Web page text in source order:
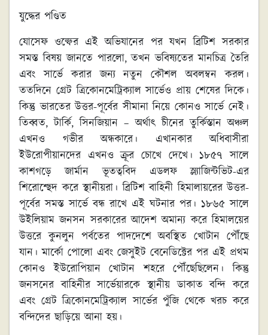
যুদ্ধের পণ্ডিত
যোসেফ ওল্ফের এই অভিযানের পর যখন ব্রিটিশ সরকার
সমস্ত বিষয় জানতে পারলো, তখন ভবিষ্যতের মানচিত্র তৈরি
এবং সার্ভে করার জন্য নতুন কৌশল অবলম্বন করল।
ততদিনে গ্রেট ত্রিকোনমেট্রিক্যাল সার্ভেও প্রায় শেষের দিকে।
কিন্তু ভারতের উত্তর-পূর্বের সীমানা নিয়ে কোনও সার্ভে নেই।
তিব্বত, টার্কি, সিনজিয়ান – অর্থাৎ চীনের তুর্কিস্তান অঞ্চল
এখনও গভীর অন্ধকারে। এখানকার অধিবাসীরা
ইউরোপীয়ানদের এখনও ক্রূর চোখে দেখে। ১৮৫৭ সালে
কাশগড়ে জার্মান ভূতত্ববিদ এডলফ স্ল্যাজিন্টভিট-এর
শিরোশ্ছেদ করে স্থানীয়রা। ব্রিটিশ বাহিনী হিমালায়রের উত্তর-
পূর্বের সমস্ত সার্ভে বন্ধ রাখে এই ঘটনার পর। ১৮৬৫ সালে
উইলিয়াম জনসন সরকারের আদেশ অমান্য করে হিমালয়ের
উত্তরে কুনলুন পর্বতের পাদদেশে অবস্থিত খোটান পৌঁছে
যান। মার্কো পোলো এবং জেসুইট বেনেডিক্টের পর এই প্রথম
কোনও ইউরোপিয়ান খোটান শহরে পৌঁছেছিলেন। কিন্তু
জনসনের বাহিনীর সার্ভেয়ারকে স্থানীয় ডাকাত বন্দি করে
এবং গ্রেট ত্রিকোনমেট্রিক্যাল সার্ভের পুঁজি থেকে খরচ করে
বন্দিদের ছাড়িয়ে আনা হয়।